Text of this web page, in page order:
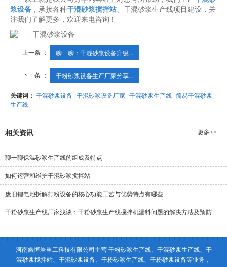
浆设备，承接各种干混砂浆搅拌站、干混砂浆生产线项目建设，关
注我们了解更多，欢迎来电咨询！
上一条 ： 聊一聊：干混砂浆设备升级...
下一条 ： 干粉砂浆设备生产厂家分享...
关键词： 干混砂浆设备 干混砂浆设备厂家 干混砂浆生产线 简易干混砂浆
生产线
相关资讯 更多>>
聊一聊保温砂浆生产线的组成及特点
如何运营和维护干混砂浆搅拌站
废旧锂电池拆解打粉设备的核心功能工艺与优势特点有哪些
干粉砂浆生产线厂家浅谈：干粉砂浆生产线搅拌机漏料问题的解决方法及预防
河南鑫恒岩重工科技有限公司主营 干粉砂浆生产线、干混砂浆生产线、干
混砂浆搅拌站、干混砂浆设备、干粉砂浆生产线、干粉砂浆设备等业务，